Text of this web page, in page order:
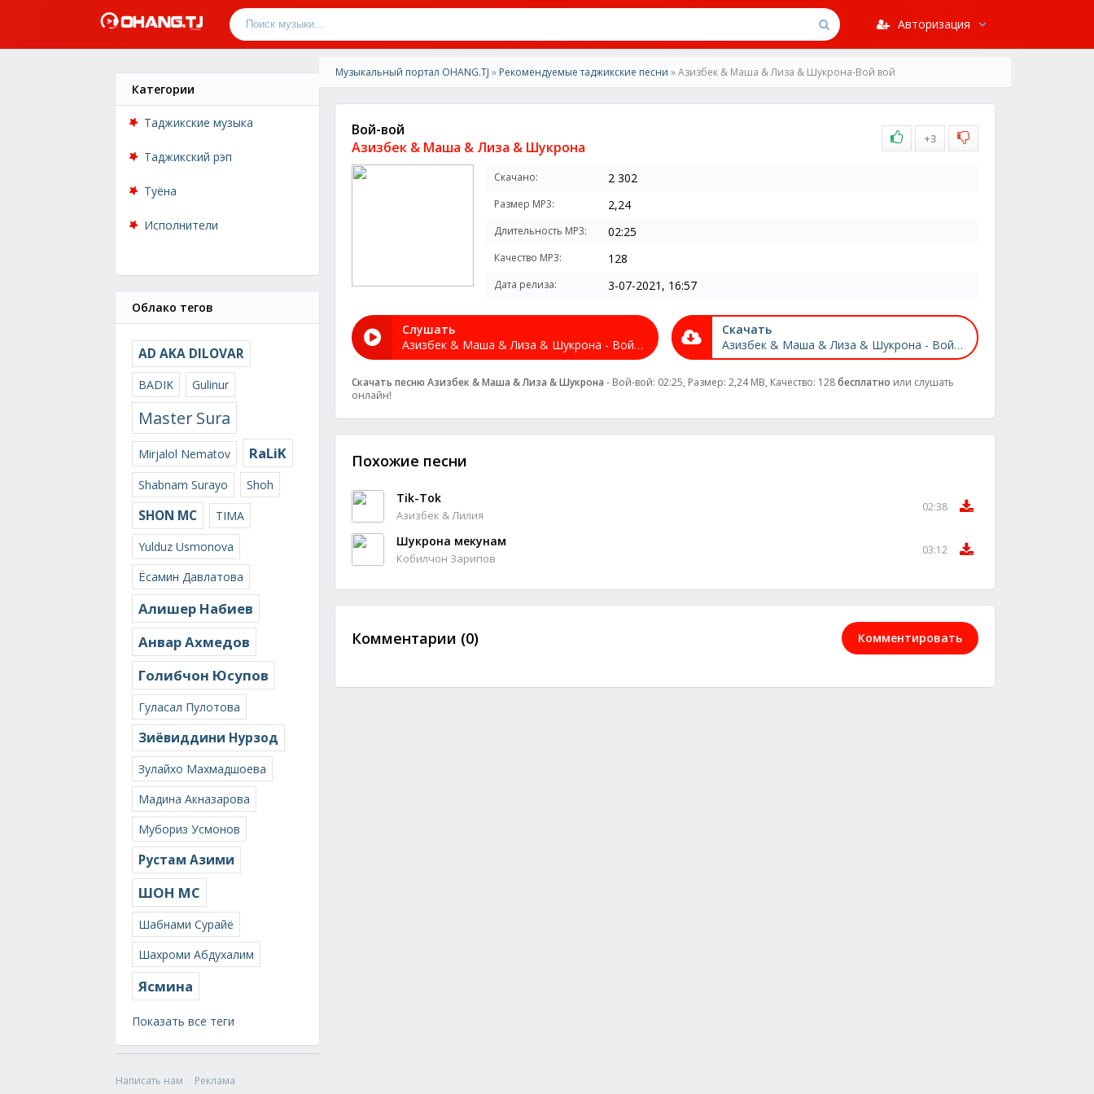
Авторизация
Категории
Таджикские музыка
Таджикский рэп
Туёна
Исполнители
Облако тегов
AD AKA DILOVAR
BADIK Gulinur
Master Sura
Mirjalol Nematov RaLiK
Shabnam Surayo Shoh
SHON MC
TIMA
Yulduz Usmonova
Ёсамин Давлатова
Алишер Набиев
Анвар Ахмедов
Голибчон Юсупов
Гуласал Пулотова
Зиёвиддини Нурзод
Зулайхо Махмадшоева
Мадина Акназарова
Мубориз Усмонов
Рустам Азими
ШОН МС
Шабнами Сурайё
Шахроми Абдухалим
Ясмина
Показать все теги
Написать нам
Реклама
Музыкальный портал OHANG.TJ » Рекомендуемые таджикские песни » Азизбек & Маша & Лиза & Шукрона-Вой вой
Вой-вой
Азизбек & Маша & Лиза & Шукрона
+3
Скачано: 2 302
Размер MP3: 2,24
Длительность MP3: 02:25
Качество MP3: 128
Дата релиза: 3-07-2021, 16:57
Слушать
Азизбек & Маша & Лиза & Шукрона - Вой-вой
Скачать
Азизбек & Маша & Лиза & Шукрона - Вой-вой
Скачать песню Азизбек & Маша & Лиза & Шукрона - Вой-вой: 02:25, Размер: 2,24 MB, Качество: 128бесплатно или слушать
онлайн!
Похожие песни
Tik-Tok
Азизбек & Лилия
02:38
Шукрона мекунам
Кобилчон Зарипов
03:12
Комментарии (0) Комментировать